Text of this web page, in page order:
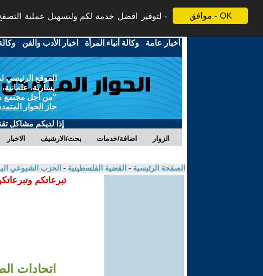
موافق - OK
لتوفير افضل خدمة لكم ولتسهيل عملية
أخبار عامة -وكالة أنباء المرأة - اخبار الأدب والفن -
الموقع الرئيسي
يسارية،
"من أجل مجتمع
حاز الحوار
إذا لديكم مشاكل
الاخبار بحث/الارشيف اضافة/خدمات الزوار
الصفحة الرئيسية - القضية الفلسطينية - الحزب الشيوعي
تبرعاتكم
اتحادات